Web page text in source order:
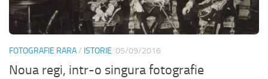
FOTOGRAFIE RARA/ ISTORIE 05/09/2016
Noua regi, intr-o singura fotografie